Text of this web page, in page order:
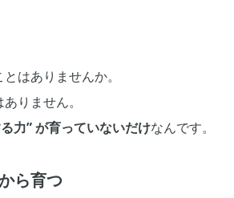
はありませんか。
りません。
力” が育っていないだけなんです。
ら育つ